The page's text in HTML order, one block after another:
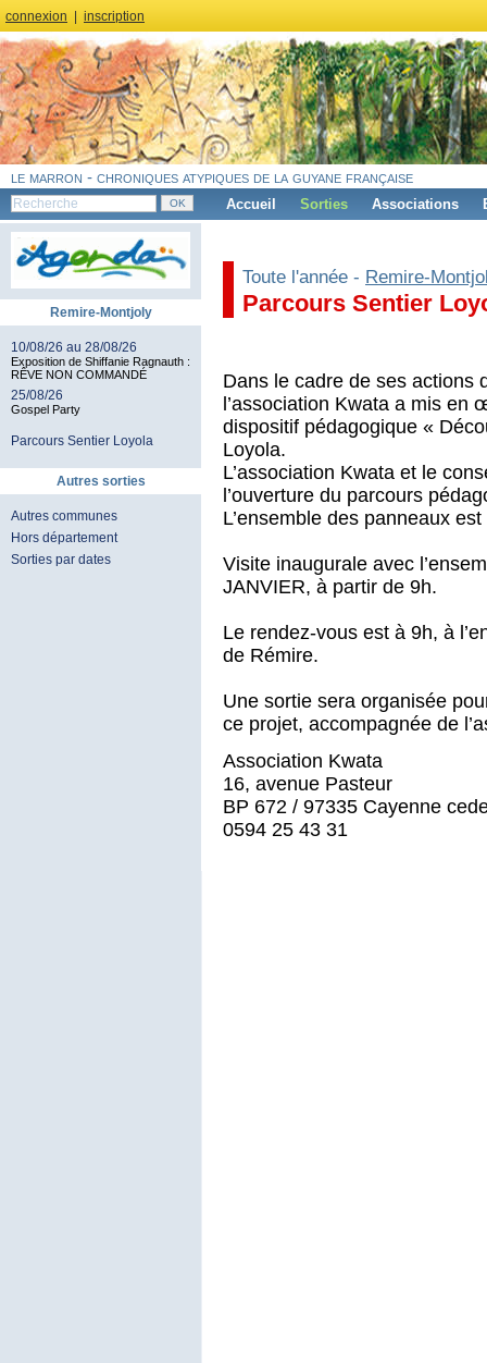
connexion inscription
le marron - chroniques atypiques de la guyane française
Accueil Sorties Associations
Remire-Montjoly
10/08/26 au 28/08/26
Exposition de Shiffanie Ragnauth :
RÊVE NON COMMANDÉ
25/08/26
Gospel Party
Parcours Sentier Loyola
Autres sorties
Autres communes
Hors département
Sorties par dates
Toute l'année - Remire-
Parcours Sentier
Dans le cadre de ses actions
l’association Kwata a mis en
dispositif pédagogique «
Loyola.
L’association Kwata et le
l’ouverture du parcours
L’ensemble des panneaux
Visite inaugurale avec
JANVIER, à partir de 9h.
Le rendez-vous est à 9h, à
de Rémire.
Une sortie sera organisée
ce projet, accompagnée de
Association Kwata
16, avenue Pasteur
BP 672 / 97335 Cayenne
0594 25 43 31